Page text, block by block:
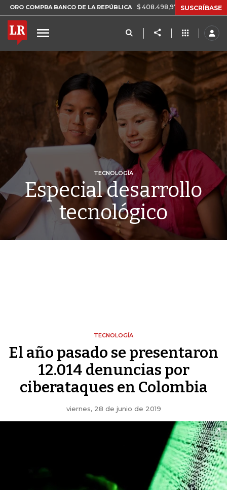
BANCO DE LA REPÚBLICA $ 408.498,97 +$ 8.753,81 +2,19%
SUSCRÍBASE
TECNOLOGÍA
Especial desarrollo
tecnológico
TECNOLOGÍA
El año pasado se presentaron
12.014 denuncias por
ciberataques en Colombia
viernes, 28 de junio de 2019